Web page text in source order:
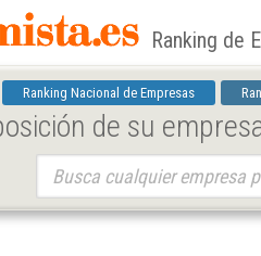
Ranking de
Ranking Nacional de Empresas
de su